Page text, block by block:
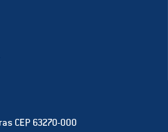
CEP 63270-000